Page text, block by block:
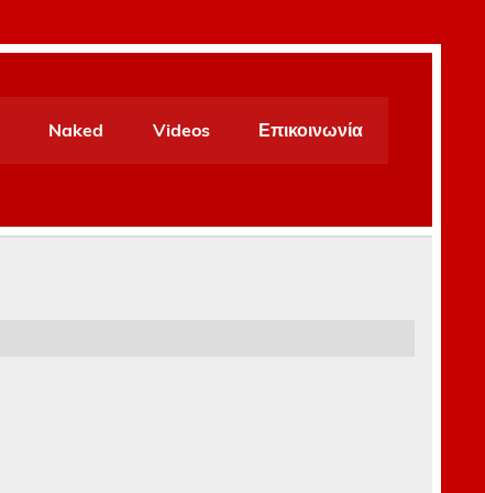
Naked Videos Επικοινωνία